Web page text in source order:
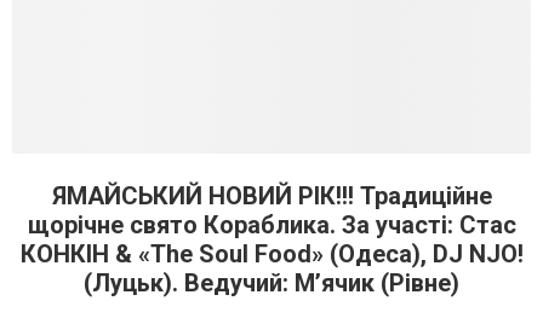
ЯМАЙСЬКИЙ НОВИЙ РІК!!! Традиційне
щорічне свято Кораблика. За участі: Стас
КОНКІН & «The Soul Food» (Одеса), DJ NJO!
(Луцьк). Ведучий: М’ячик (Рівне)